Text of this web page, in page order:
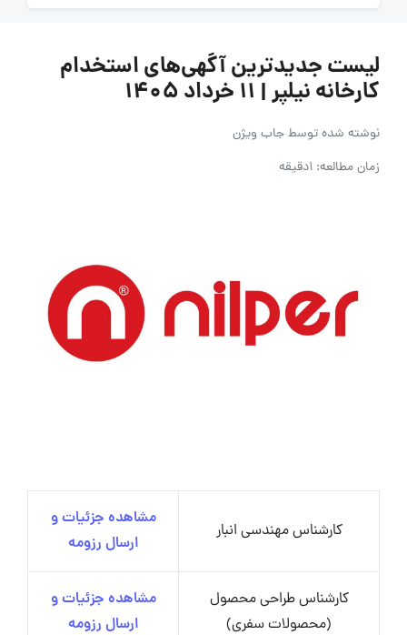
لیست جدیدترین آگهی‌های استخدام
کارخانه نیلپر | ۱۱ خرداد ۱۴۰۵
نوشته شده توسطجاب ویژن
زمان مطالعه: 1دقیقه
کارشناس مهندسی انبار
مشاهده جزئیات و
ارسال رزومه
کارشناس طراحی محصول
(محصولات سفری)
مشاهده جزئیات و
ارسال رزومه